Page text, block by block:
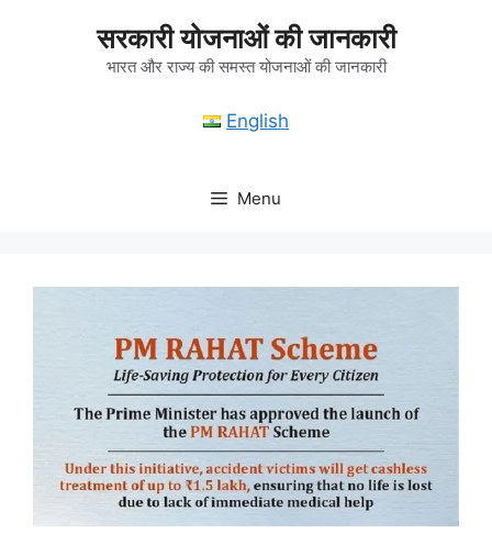
सरकारी योजनाओं की जानकारी
भारत और राज्य की समस्त योजनाओं की जानकारी
English
Menu